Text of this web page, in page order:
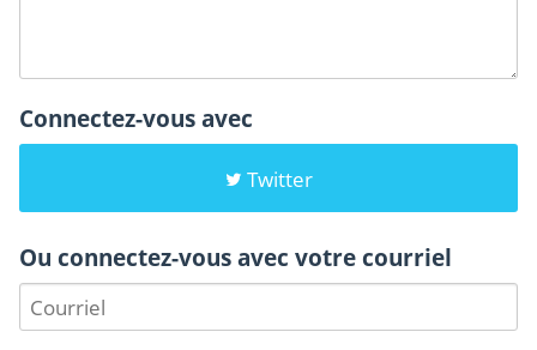
Connectez-vous avec
Twitter
Ou connectez-vous avec votre courriel